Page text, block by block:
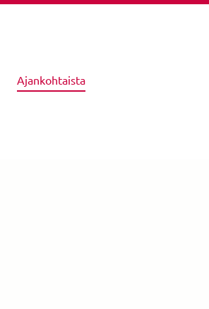
Ajankohtaista